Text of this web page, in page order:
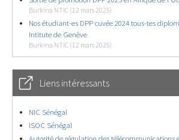
Burkina NTIC (12 mars 2025)
Nos étudiant-es DPP cuvée 2024 tous-tes
Intitute de Genève
Burkina NTIC (12 mars 2025)
Liens intéressants
NIC Sénégal
ISOC Sénégal